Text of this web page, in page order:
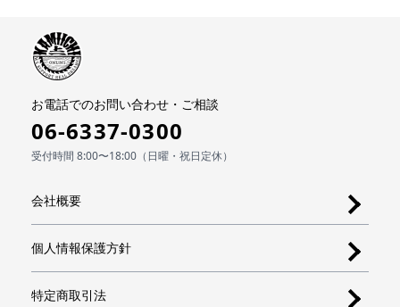
電）/ 約25分（満充電） 🔹 形式（型番）ごとの付属品 付属品
2XH NN マルチボルト蓄電池（BSL36A18BX） ✅ 2個付属 ❌ 別
売 急速充電器（UC18YDML） ✅ 付属 ❌ 別売 収納ケース ✅
付属 ❌ 別売 力こぶビット ✅ 付属 ❌ 別売
¥58,800 (¥78,600) マルチボルト蓄電池（BSL36A18X）、急速充
電器（UC18YDL2）、アクセサリケース、システムケース、ブレ
ード、サンドペーパー6枚 CV18DA (NN)【本体のみ】 ¥30,800
で低振動を実現 機構部とハウジングをクッション性のあるゴム
で絶縁し、振動を低減 無負荷振動値 0.9m/s² ✅ 3.6°の振動角度
以上向上 振動数 6,000～20,000min-1の範囲で調整可能 ✅ ブレ
いやすく ✅ 軽量設計＆細径ハンドル 小型ブラシレスモーター
採用で軽量化 モーターの小型化により 握りやすいハンドルを実
UP 🔹 仕様（スペック） 項目 詳細 モーター 直流ブラシレスモ
ーター 振動角度 3.6°（両側合計） 無負荷振動数 6,000～
20,000min-1（ダイヤル1～6） 機体寸法
お電話でのお問い合わせ・ご相談
06-6337-0300
受付時間 8:00〜18:00（日曜・祝日定休）
会社概要
個人情報保護方針
特定商取引法